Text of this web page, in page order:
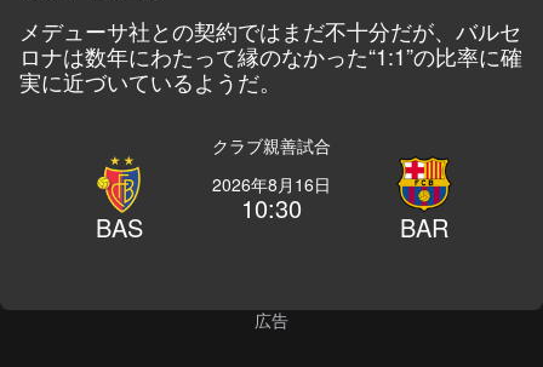
メデューサ社との契約ではまだ不十分だが、バルセ
ロナは数年にわたって縁のなかった“1:1”の比率に確
実に近づいているようだ。
クラブ親善試合
BAS
2026年8月16日
10:30
BAR
広告